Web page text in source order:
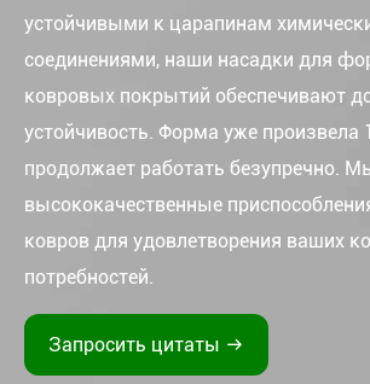
устойчивыми к царапинам
соединениями, наши насадки для
ковровых покрытий обеспечивают
устойчивость. Форма уже произвела
продолжает работать безупречно.
высококачественные
ковров для удовлетворения ваших
потребностей.
Запросить цитаты 